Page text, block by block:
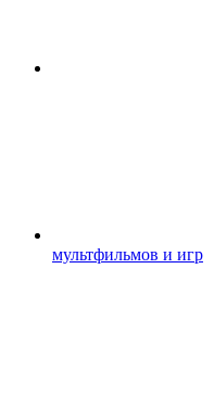
мультфильмов и игр